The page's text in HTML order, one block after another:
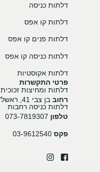
דלתות כניסה
דלתות קו אפס
דלתות פנים קו אפס
דלתות כניסה קו אפס
דלתות אקוסטיות
דלתות ומחיצות זכוכית
דלתות כניסה רחבות
פרטי התקשרות
רחוב בן צבי 41, ראשל"צ
טלפון 073-7819307
פקס 03-9612540